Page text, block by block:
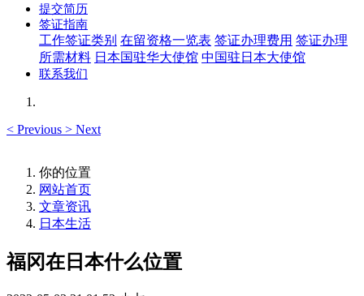
提交简历
签证指南
工作签证类别 在留资格一览表 签证办理费用 签证办理
所需材料 日本国驻华大使馆 中国驻日本大使馆
联系我们
< Previous > Next
你的位置
网站首页
文章资讯
日本生活
福冈在日本什么位置